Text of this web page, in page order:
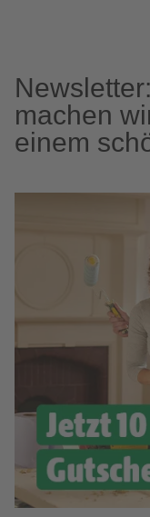
machen
einem